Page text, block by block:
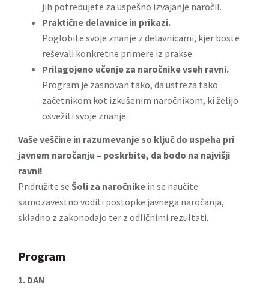
jih potrebujete za uspešno izvajanje naročil.
Praktične delavnice in prikazi.
Poglobite svoje znanje z delavnicami, kjer boste
reševali konkretne primere iz prakse.
Prilagojeno učenje za naročnike vseh ravni.
Program je zasnovan tako, da ustreza tako
začetnikom kot izkušenim naročnikom, ki želijo
osvežiti svoje znanje.
Vaše veščine in razumevanje so ključ do uspeha pri
javnem naročanju – poskrbite, da bodo na najvišji
ravni!
Pridružite se Šoli za naročnike in se naučite
samozavestno voditi postopke javnega naročanja,
skladno z zakonodajo ter z odličnimi rezultati.
Program
1. DAN